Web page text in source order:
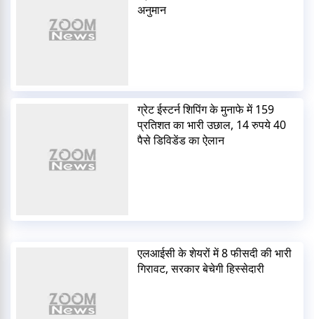
अनुमान
ग्रेट ईस्टर्न शिपिंग के मुनाफे में 159
प्रतिशत का भारी उछाल, 14 रुपये 40
पैसे डिविडेंड का ऐलान
एलआईसी के शेयरों में 8 फीसदी की भारी
गिरावट, सरकार बेचेगी हिस्सेदारी